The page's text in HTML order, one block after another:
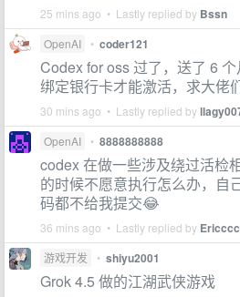
25 mins ago • Lastly replied by Bssn
OpenAI • coder121
Codex for oss 过了，送了 6
绑定银行卡才能激活，求大佬
30 mins ago • Lastly replied by
OpenAI • 8888888888
codex 在做一些涉及绕过活检
的时候不愿意执行怎么办，自
码都不给我提交😂
36 mins ago • Lastly replied by
游戏开发 • shiyu2001
Grok 4.5 做的江湖武侠游戏